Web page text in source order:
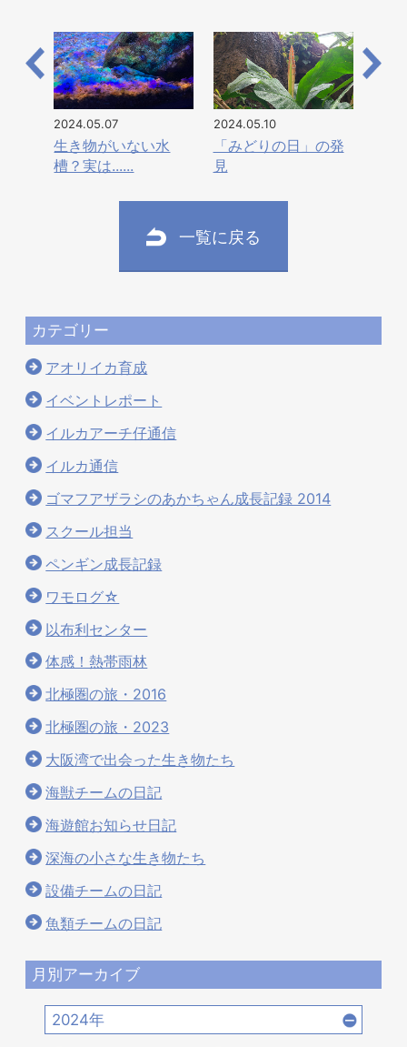
2024.05.07
生き物がいない水
槽？実は......
2024.05.10
「みどりの日」の発
見
一覧に戻る
カテゴリー
アオリイカ育成
イベントレポート
イルカアーチ仔通信
イルカ通信
ゴマフアザラシのあかちゃん成長記録 2014
スクール担当
ペンギン成長記録
ワモログ☆
以布利センター
体感！熱帯雨林
北極圏の旅・2016
北極圏の旅・2023
大阪湾で出会った生き物たち
海獣チームの日記
海遊館お知らせ日記
深海の小さな生き物たち
設備チームの日記
魚類チームの日記
月別アーカイブ
2024年